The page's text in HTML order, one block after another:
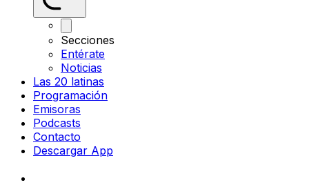
Secciones
Entérate
Noticias
Las 20 latinas
Programación
Emisoras
Podcasts
Contacto
Descargar App